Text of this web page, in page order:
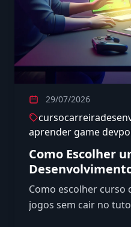
29/07/2026
cursocarreira
aprender game dev
Como Escolher
Como escolher curso
jogos sem cair no